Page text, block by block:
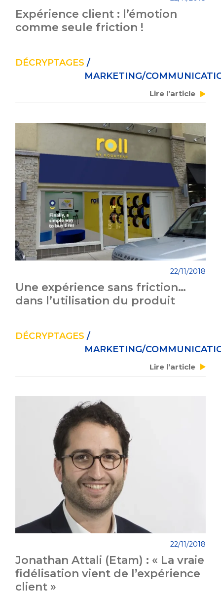
Expérience client : l’émotion
comme seule friction !
DÉCRYPTAGES /
MARKETING/
Lire l’article
Une expérience sans friction…
dans l’utilisation du produit
22/11/2018
DÉCRYPTAGES /
MARKETING/
Lire l’article
Jonathan Attali (Etam) : « La vraie
fidélisation vient de l’expérience
client »
22/11/2018